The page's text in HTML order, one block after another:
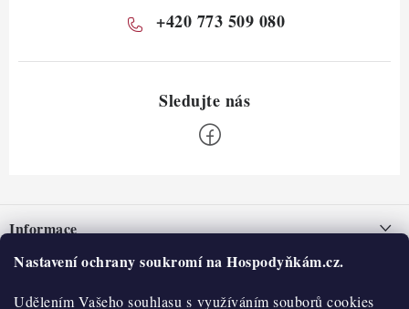
Nastavení ochrany soukromí na Hospodyňkám.cz.
Udělením Vašeho souhlasu s využíváním souborů cookies
+420 773 509 080
pInformace
Nepřevzetí zásilky na dobírku
Obchodní podmínky
O nás